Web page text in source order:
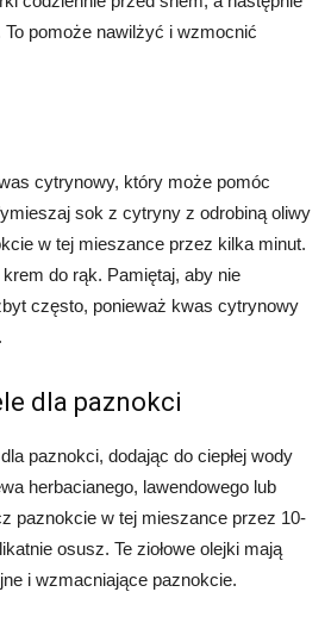
To pomoże nawilżyć i wzmocnić
cytrynowy, który może pomóc
sok z cytryny z odrobiną oliwy
w tej mieszance przez kilka minut.
krem do rąk. Pamiętaj, aby nie
często, ponieważ kwas cytrynowy
dla paznokci
paznokci, dodając do ciepłej wody
herbacianego, lawendowego lub
paznokcie w tej mieszance przez 10-
osusz. Te ziołowe olejki mają
i wzmacniające paznokcie.